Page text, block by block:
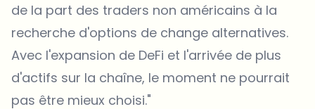
de la part des traders non américains à la
recherche d'options de change alternatives.
Avec l'expansion de DeFi et l'arrivée de plus
d'actifs sur la chaîne, le moment ne pourrait
pas être mieux choisi."